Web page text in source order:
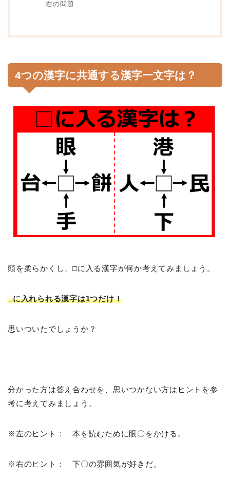
右の問題
4つの漢字に共通する漢字一文字は？
頭を柔らかくし、□に入る漢字が何か考えてみましょう。
□に入れられる漢字は1つだけ！
思いついたでしょうか？
分かった方は答え合わせを、思いつかない方はヒントを参
考に考えてみましょう。
※左のヒント： 本を読むために眼〇をかける。
※右のヒント： 下〇の雰囲気が好きだ。